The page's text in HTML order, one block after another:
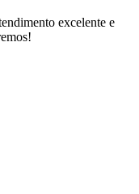
excelente e